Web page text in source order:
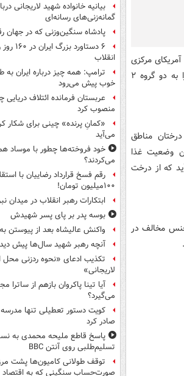
مرکزی
و آمریکای جنوبی یافت می‌شوند، با توجه به انواع شناخته شده می‌توان آن‌ها را به دو گروه ۲
مناطق
وضعیت غذا
که از درخت
جنس مخالف در
بیانیه خانواده شهید لاریجانی
گمانه‌زنی‌های رسانه‌ای
پادشاه سنگین‌وزنی که در جهان
۶
انقلاب
ترامپ: همه چیز درباره ایران به
خوب پیش می‌رود
عربستان فرمانده ائتلاف دریایی
منصوب کرد
«کمانِ پرنده» چینی برای شکار
می‌آید
خود فروخته‌ها چطور با موساد
می‌کردند؟
رقم فسخ قرارداد رضاییان با
۱۰۰میلیون تومان!
ابتکارات رهبر انقلاب در میدان
بوسه‌ پدر بر پای پسر شهیدش
واکنش عالیشاه بعد از پیوستن
آنچه رهبر شهید سال‌ها پیش
تکذیب ادعای «نحوه ردزنی محل
لاریجانی»
آیا تینا پاکروان بازهم از ساترا
می‌گیرد؟
کویت دستور تعطیلی تنها مدرسه
صادر کرد
پاسخ قاطع ملیحه محمدی به
تسلیم‌طلبی روی آنتن BBC
توقف طولانی کامیون‌ها پشت
صورت‌حساب سنگینی که به